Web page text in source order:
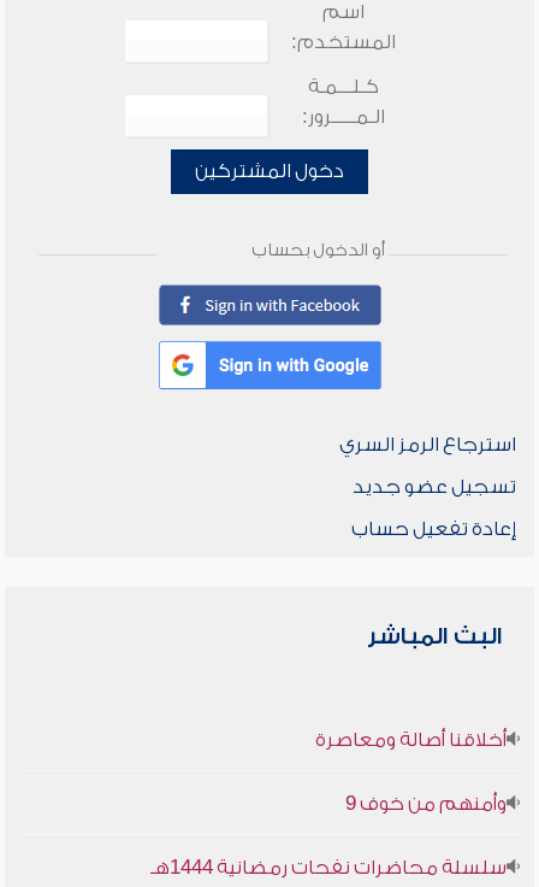
اسم
المستخدم:
كـلـــمـة
الـمـــــرور:
دخول المشتركين
أو الدخول بحساب
استرجاع الرمز السري
تسجيل عضو جديد
إعادة تفعيل حساب
البث المباشر
أخلاقنا أصالة ومعاصرة
وأمنهم من خوف 9
سلسلة محاضرات نفحات رمضانية 1444هـ